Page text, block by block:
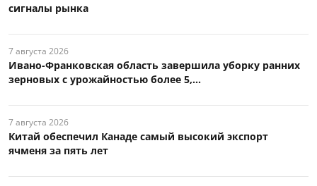
сигналы рынка
7 августа 2026
Ивано-Франковская область завершила уборку ранних
зерновых с урожайностью более 5,...
7 августа 2026
Китай обеспечил Канаде самый высокий экспорт
ячменя за пять лет